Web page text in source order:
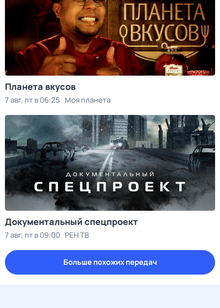
Планета вкусов
7 авг, пт в 06:25 Моя планета
Документальный спецпроект
7 авг, пт в 09:00 РЕН ТВ
Больше похожих передач